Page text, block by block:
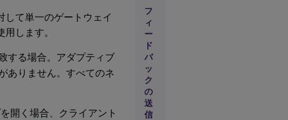
て単一のゲートウェイ
します。
する場合。アダプティブ
ありません。すべてのネ
開く場合、クライアント
プ
テ
ブ
ア
ク
セ
ス
が
有
効
フ
ィ
ー
ド
バ
ッ
ク
の
送
信